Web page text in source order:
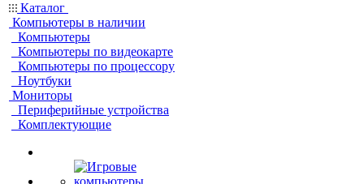
Каталог
Компьютеры в наличии
Компьютеры
Компьютеры по видеокарте
Компьютеры по процессору
Ноутбуки
Мониторы
Периферийные устройства
Комплектующие